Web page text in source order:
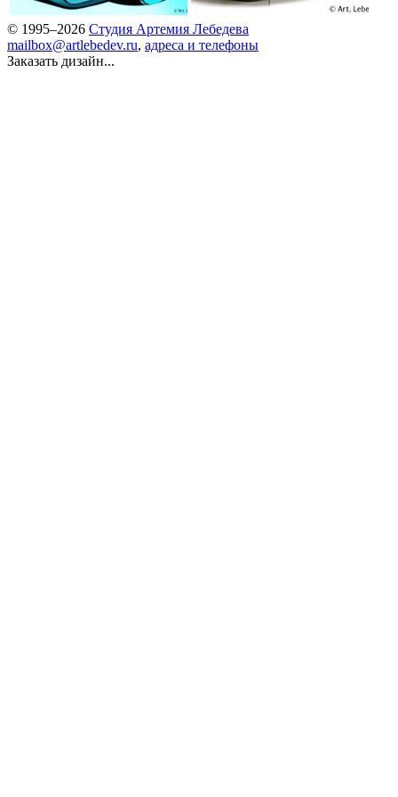
© 1995–2026 Студия Артемия Лебедева
mailbox@artlebedev.ru, адреса и телефоны
Заказать дизайн...